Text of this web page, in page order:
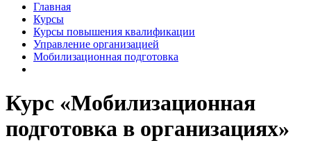
Главная
Курсы
Курсы повышения квалификации
Управление организацией
Мобилизационная подготовка
Курс «Мобилизационная
подготовка в организациях»